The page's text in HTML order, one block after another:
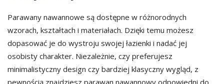
Parawany nawannowe są dostępne w różnorodnych
wzorach, kształtach i materiałach. Dzięki temu możesz
dopasować je do wystroju swojej łazienki i nadać jej
osobisty charakter. Niezależnie, czy preferujesz
minimalistyczny design czy bardziej klasyczny wygląd, z